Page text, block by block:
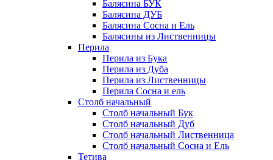
Балясина БУК
Балясина ДУБ
Балясина Сосна и Ель
Балясины из Лиственницы
Перила
Перила из Бука
Перила из Дуба
Перила из Лиственницы
Перила Сосна и ель
Столб начальный
Столб начальный Бук
Столб начальный Дуб
Столб начальный Лиственница
Столб начальный Сосна и Ель
Тетива